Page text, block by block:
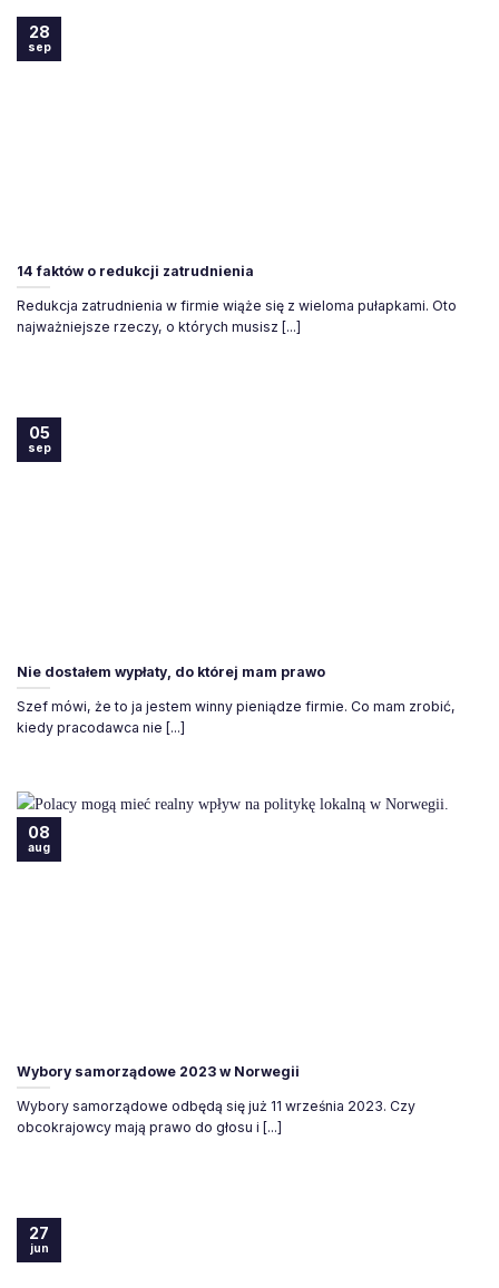
14 faktów o redukcji zatrudnienia
Redukcja zatrudnienia w firmie wiąże się z wieloma pułapkami. Oto
najważniejsze rzeczy, o których musisz [...]
28
sep
Nie dostałem wypłaty, do której mam prawo
Szef mówi, że to ja jestem winny pieniądze firmie. Co mam zrobić,
kiedy pracodawca nie [...]
05
sep
Wybory samorządowe 2023 w Norwegii
Wybory samorządowe odbędą się już 11 września 2023. Czy
obcokrajowcy mają prawo do głosu i [...]
08
aug
27
jun